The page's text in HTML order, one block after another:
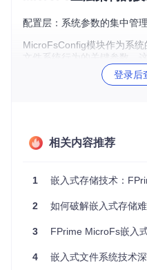
配置层：系统参数的集中管理
MicroFsConfig模块作为系
文件系统行为的关键参数。
冲区大小、路径格式限制等
文档中定义的策
适配不同硬件平台的存储
配置优化建议：根据实际应
小进行对齐，通常建议设置
文件状态层：细粒度的资源
MicroFsFileState组件为每
息，包括文件句柄、当前读
登录后
相关内容推荐
1 嵌入式存储技术：FPrime
2 如何破解嵌入式存储难
3 FPrime MicroFs嵌入式文件
4 嵌入式文件系统技术深